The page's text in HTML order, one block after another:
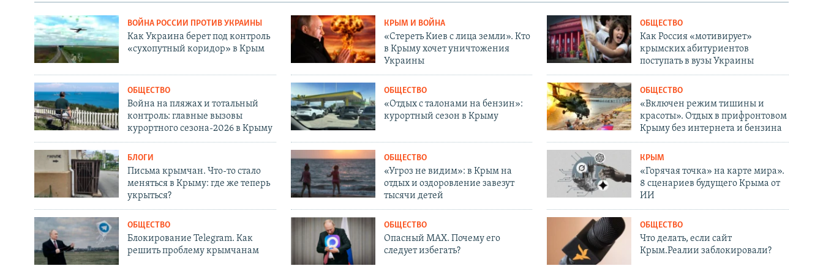
ВОЙНА РОССИИ ПРОТИВ УКРАИНЫ
Как Украина берет под контроль
«сухопутный коридор» в Крым
КРЫМ И ВОЙНА
«Стереть Киев с лица земли». Кто
в Крыму хочет уничтожения
Украины
ОБЩЕСТВО
Как Россия «мотивирует»
крымских абитуриентов
поступать в вузы Украины
ОБЩЕСТВО
Война на пляжах и тотальный
контроль: главные вызовы
курортного сезона-2026 в Крыму
ОБЩЕСТВО
«Отдых с талонами на бензин»:
курортный сезон в Крыму
ОБЩЕСТВО
«Включен режим тишины и
красоты». Отдых в прифронтовом
Крыму без интернета и бензина
БЛОГИ
Письма крымчан. Что-то стало
меняться в Крыму: где же теперь
укрыться?
ОБЩЕСТВО
«Угроз не видим»: в Крым на
отдых и оздоровление завезут
тысячи детей
КРЫМ
«Горячая точка» на карте мира».
8 сценариев будущего Крыма от
ИИ
ОБЩЕСТВО
Блокирование Telegram. Как
решить проблему крымчанам
ОБЩЕСТВО
Опасный MAX. Почему его
следует избегать?
ОБЩЕСТВО
Что делать, если сайт
Крым.Реалии заблокировали?